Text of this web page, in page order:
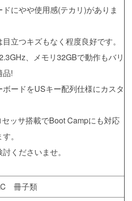
ドにやや使用感(テカリ)がありま
立つキズもなく程度良好です。
、メモリ32GBで動作もバリ
品!
ボードをUSキー配列仕様にカスタ
ッサ搭載でBoot Campにも対応
。
くださいませ。
冊子類